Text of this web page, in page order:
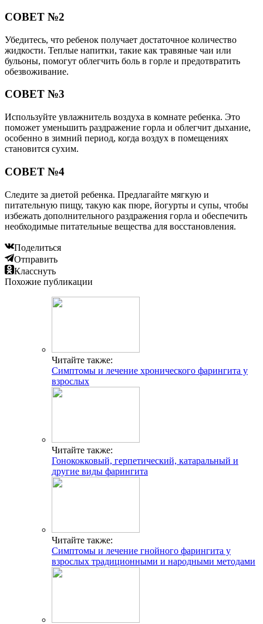
СОВЕТ №2
Убедитесь, что ребенок получает достаточное количество
жидкости. Теплые напитки, такие как травяные чаи или
бульоны, помогут облегчить боль в горле и предотвратить
обезвоживание.
СОВЕТ №3
Используйте увлажнитель воздуха в комнате ребенка. Это
поможет уменьшить раздражение горла и облегчит дыхание,
особенно в зимний период, когда воздух в помещениях
становится сухим.
СОВЕТ №4
Следите за диетой ребенка. Предлагайте мягкую и
питательную пищу, такую как пюре, йогурты и супы, чтобы
избежать дополнительного раздражения горла и обеспечить
необходимые питательные вещества для восстановления.
Поделиться
Отправить
Класснуть
Похожие публикации
Читайте также:
Симптомы и лечение хронического фарингита у
взрослых
Читайте также:
Гонококковый, герпетический, катаральный и
другие виды фарингита
Читайте также:
Симптомы и лечение гнойного фарингита у
взрослых традиционными и народными методами